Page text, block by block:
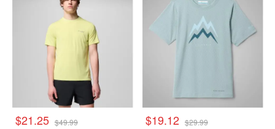
$21.25 $49.99 $19.12 $29.99